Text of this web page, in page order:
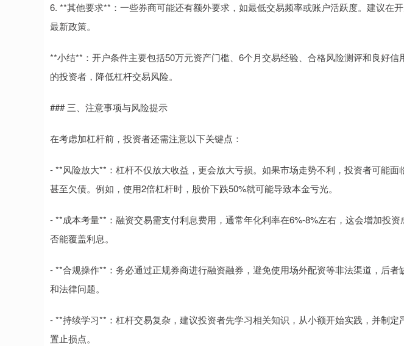
6. **其他要求**：一些券商可能还有额外要求，如最低交易频率或账户活跃度。建议在
最新政策。
**小结**：开户条件主要包括50万元资产门槛、6个月交易经验、合格风险测评和良好信
的投资者，降低杠杆交易风险。
### 三、注意事项与风险提示
在考虑加杠杆前，投资者还需注意以下关键点：
- **风险放大**：杠杆不仅放大收益，更会放大亏损。如果市场走势不利，投资者可能面
甚至欠债。例如，使用2倍杠杆时，股价下跌50%就可能导致本金亏光。
- **成本考量**：融资交易需支付利息费用，通常年化利率在6%-8%左右，这会增加投
否能覆盖利息。
- **合规操作**：务必通过正规券商进行融资融券，避免使用场外配资等非法渠道，后者
和法律问题。
- **持续学习**：杠杆交易复杂，建议投资者先学习相关知识，从小额开始实践，并制定
置止损点。